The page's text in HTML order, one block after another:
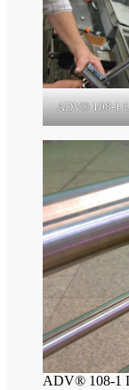
ADV® 108-1
ADV® 108-1